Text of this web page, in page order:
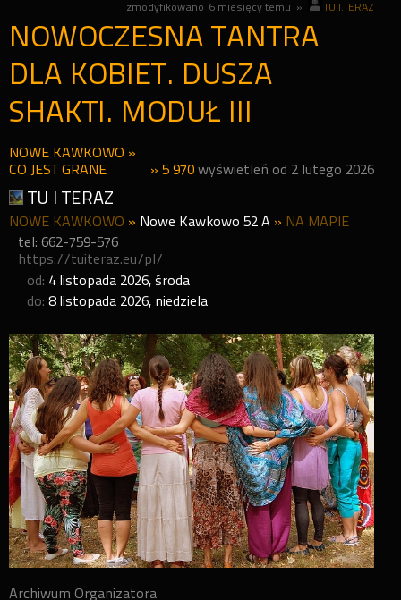
zmodyfikowano 6 miesięcy temu » TU.I.TERAZ
NOWOCZESNA TANTRA
DLA KOBIET. DUSZA
SHAKTI. MODUŁ III
NOWE KAWKOWO »
CO JEST GRANE
» 5 970 wyświetleń od 2 lutego 2026
TU I TERAZ
NOWE KAWKOWO » Nowe Kawkowo 52 A » NA MAPIE
tel: 662-759-576
https://tuiteraz.eu/pl/
od: 4 listopada 2026, środa
do: 8 listopada 2026, niedziela
Archiwum Organizatora